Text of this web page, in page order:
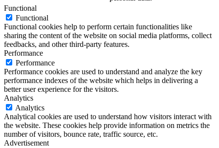
Functional
Functional
Functional cookies help to perform certain functionalities like
sharing the content of the website on social media platforms, collect
feedbacks, and other third-party features.
Performance
Performance
Performance cookies are used to understand and analyze the key
performance indexes of the website which helps in delivering a
better user experience for the visitors.
Analytics
Analytics
Analytical cookies are used to understand how visitors interact with
the website. These cookies help provide information on metrics the
number of visitors, bounce rate, traffic source, etc.
Advertisement